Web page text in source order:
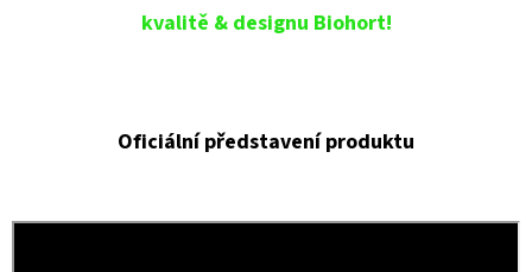
kvalitě & designu Biohort!
Oficiální představení produktu